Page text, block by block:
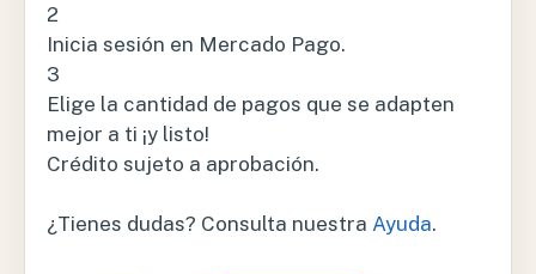
2
Inicia sesión en Mercado Pago.
3
Elige la cantidad de pagos que se adapten
mejor a ti ¡y listo!
Crédito sujeto a aprobación.
¿Tienes dudas? Consulta nuestra Ayuda.